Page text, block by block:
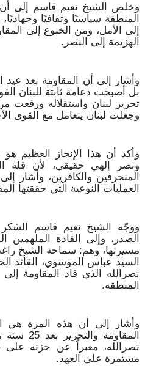
وخلص الشيخ نعيم قاسم إلى أن
المنطقة سياسيًا وثقافيًا
إلى الأمل، ومن الخنوع إلى
الهزيمة إلى النصر.
وأشار إلى أن المقاومة بعد
بل أصبحت دعامة ثابتة للبنان
تحرير لبنان واستقلاله ورفعت
وجعلت لبنان يتعامل مع القوى
وأكد أن هذا الإنجاز العظيم هو
ونصر إلهي حقيقي، لأن قلة
المنحرفين والكافرين، وأشار
العمليات النوعية التي حققتها
ووجّه الشيخ نعيم قاسم الشكر
الصدر، وإلى القادة الملهمين
مسيرتها، وهم: سماحة الشيخ
السيد عباس الموسوي، القائد
نصرالله الذي قاد المقاومة
المنطقة.
وأشار إلى أن هذه المرة هي
المقاومة
نصرالله، معبراً عن حزنه على
مستمرة على العهد.